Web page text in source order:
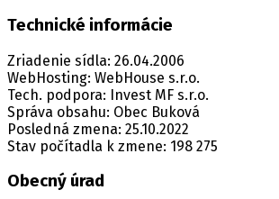
Technické informácie
Zriadenie sídla: 26.04.2006
WebHosting: WebHouse s.r.o.
Tech. podpora: Invest MF s.r.o.
Správa obsahu: Obec Buková
Posledná zmena: 25.10.2022
Stav počítadla k zmene: 198 275
Obecný úrad